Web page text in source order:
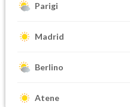
Parigi
Madrid
Berlino
Atene